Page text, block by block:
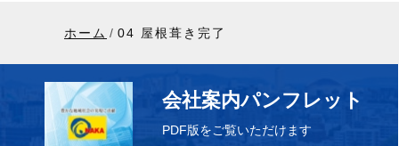
ホーム 04 屋根葺き完了
会社案内パンフレット
PDF版をご覧いただけます